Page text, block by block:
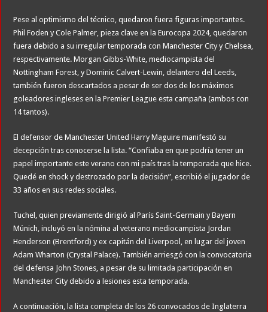
Pese al optimismo del técnico, quedaron fuera figuras importantes.
Phil Foden y Cole Palmer, pieza clave en la Eurocopa 2024, quedaron
fuera debido a su irregular temporada con Manchester City y Chelsea,
respectivamente. Morgan Gibbs-White, mediocampista del
Nottingham Forest, y Dominic Calvert-Lewin, delantero del Leeds,
también fueron descartados a pesar de ser dos de los máximos
goleadores ingleses en la Premier League esta campaña (ambos con
14 tantos).
El defensor de Manchester United Harry Maguire manifestó su
decepción tras conocerse la lista. “Confiaba en que podría tener un
papel importante este verano con mi país tras la temporada que hice.
Quedé en shock y destrozado por la decisión”, escribió el jugador de
33 años en sus redes sociales.
Tuchel, quien previamente dirigió al París Saint-Germain y Bayern
Múnich, incluyó en la nómina al veterano mediocampista Jordan
Henderson (Brentford) y ex capitán del Liverpool, en lugar del joven
Adam Wharton (Crystal Palace). También arriesgó con la convocatoria
del defensa John Stones, a pesar de su limitada participación en
Manchester City debido a lesiones esta temporada.
A continuación, la lista completa de los 26 convocados de Inglaterra